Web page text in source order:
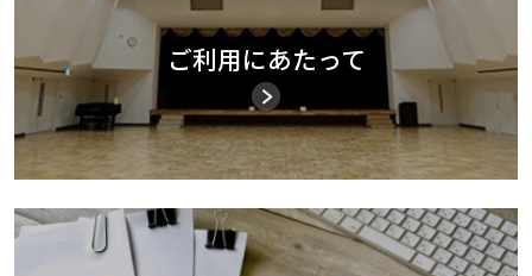
ご利用にあたって